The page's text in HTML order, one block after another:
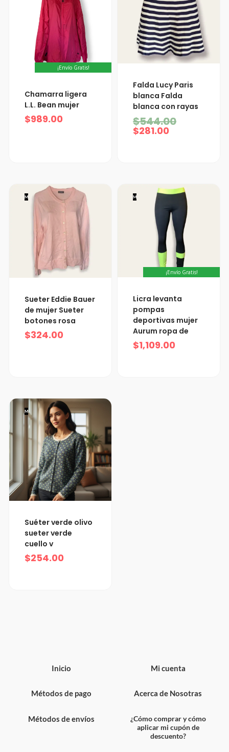
¡Envío Gratis!
Chamarra ligera
L.L. Bean mujer
$989.00
Falda Lucy Paris
blanca Falda
blanca con rayas
$544.00
El
precio
original
era:
$281.00
El
precio
actual
es:
$281.00.
M
Sueter Eddie Bauer
de mujer Sueter
botones rosa
$324.00
M
¡Envío Gratis!
Licra levanta
pompas
deportivas mujer
Aurum ropa de
$1,109.00
M
Suéter verde olivo
sueter verde
cuello v
$254.00
Inicio
Métodos de pago
Métodos de envíos
Mi cuenta
Acerca de Nosotras
¿Cómo comprar y cómo
aplicar mi cupón de
descuento?